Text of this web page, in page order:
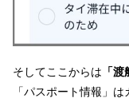
そしてここからは 「
「パスポート情報」